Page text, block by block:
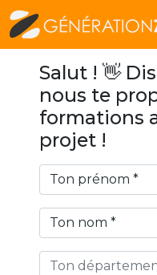
Salut ! 👋
nous te
formations
projet !
Ton